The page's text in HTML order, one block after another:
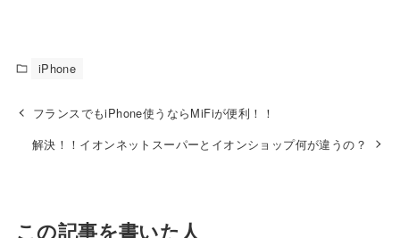
iPhone
フランスでもiPhone使うならMiFiが便利！！
解決！！イオンネットスーパーとイオンショップ何が違うの？
この記事を書いた人